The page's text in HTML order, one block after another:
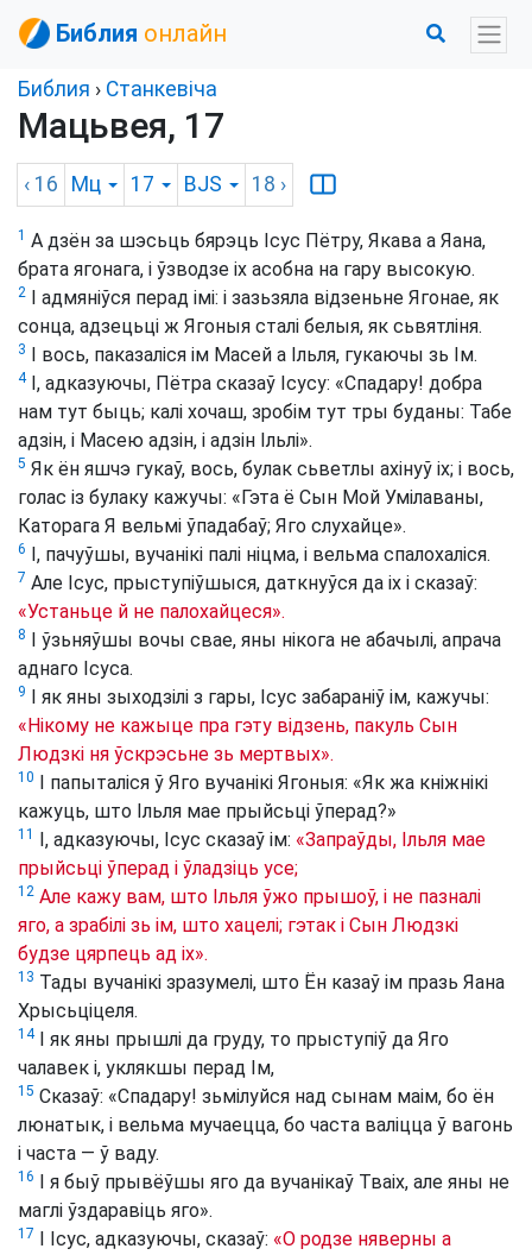
Библия онлайн
Библия › Станкевіча
Мацьвея, 17
‹ 16 Мц 17 BJS 18 ›
1 А дзён за шэсьць бярэць Ісус Пётру, Якава а Яана,
брата ягонага, і ўзводзе іх асобна на гару высокую.
2
І адмяніўся перад імі: і зазьзяла відзеньне Ягонае, як
сонца, адзецьці ж Ягоныя сталі белыя, як сьвятліня.
3 І вось, паказаліся ім Масей а Ільля, гукаючы зь Ім.
4І, адказуючы, Пётра сказаў Ісусу: «Спадару! добра
нам тут быць; калі хочаш, зробім тут тры буданы: Табе
адзін, і Масею адзін, і адзін Ільлі».
5 Як ён яшчэ гукаў, вось, булак сьветлы ахінуў іх; і вось,
голас із булаку кажучы: «Гэта ё Сын Мой Умілаваны,
Каторага Я вельмі ўпадабаў; Яго слухайце».
6 І, пачуўшы, вучанікі палі ніцма, і вельма спалохаліся.
7 Але Ісус, прыступіўшыся, даткнуўся да іх і сказаў:
«Устаньце й не палохайцеся».
8
І ўзьняўшы вочы свае, яны нікога не абачылі, апрача
аднаго Ісуса.
9
І як яны зыходзілі з гары, Ісус забараніў ім, кажучы:
«Нікому не кажыце пра гэту відзень, пакуль Сын
Людзкі ня ўскрэсьне зь мертвых».
10
І папыталіся ў Яго вучанікі Ягоныя: «Як жа кніжнікі
кажуць, што Ільля мае прыйсьці ўперад?»
11 І, адказуючы, Ісус сказаў ім: «Запраўды, Ільля мае
прыйсьці ўперад і ўладзіць усе;
12 Але кажу вам, што Ільля ўжо прышоў, і не пазналі
яго, а зрабілі зь ім, што хацелі; гэтак і Сын Людзкі
будзе цярпець ад іх».
13 Тады вучанікі зразумелі, што Ён казаў ім празь Яана
Хрысьціцеля.
14І як яны прышлі да груду, то прыступіў да Яго
чалавек і, уклякшы перад Ім,
15 Сказаў: «Спадару! зьмілуйся над сынам маім, бо ён
люнатык, і вельма мучаецца, бо часта валіцца ў вагонь
і часта — ў ваду.
16
І я быў прывёўшы яго да вучанікаў Тваіх, але яны не
маглі ўздаравіць яго».
17 І Ісус, адказуючы, сказаў: «О родзе няверны а